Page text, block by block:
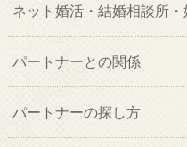
ネット婚活・結婚相談所
パートナーとの関係
パートナーの探し方